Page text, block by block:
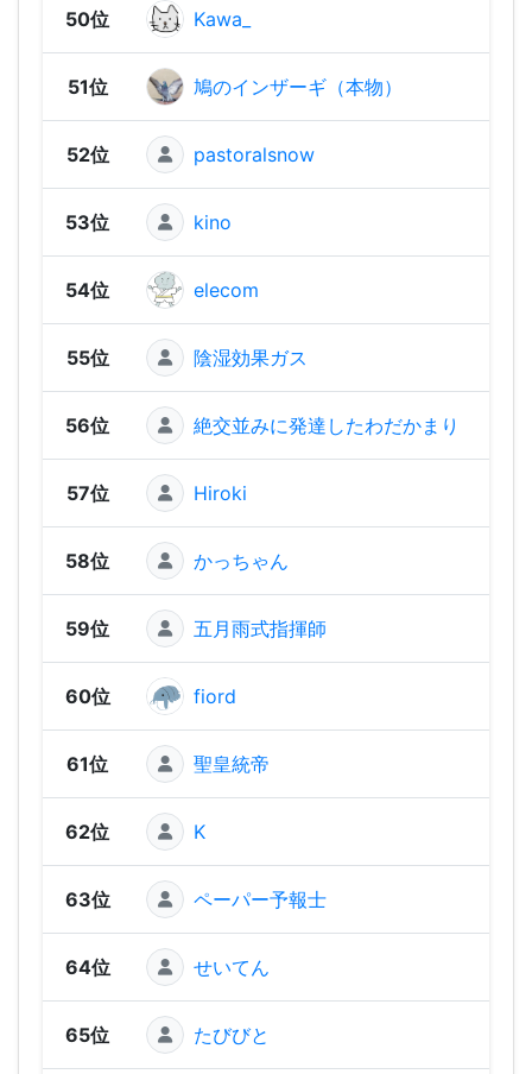
50位 Kawa_
51位 鳩のインザーギ（本物）
52位 pastoralsnow
53位 kino
54位 elecom
55位 陰湿効果ガス
56位 絶交並みに発達したわだかまり
57位 Hiroki
58位 かっちゃん
59位 五月雨式指揮師
60位 fiord
61位 聖皇統帝
62位 K
63位 ペーパー予報士
64位 せいてん
65位 たびびと